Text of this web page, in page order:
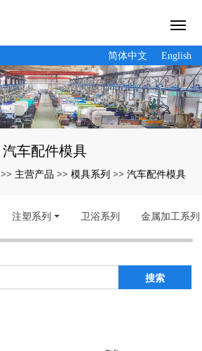
简体中文 English
汽车配件模具
>> 主营产品 >> 模具系列 >> 汽车配件模具
注塑系列 卫浴系列 金属加工系列
搜索